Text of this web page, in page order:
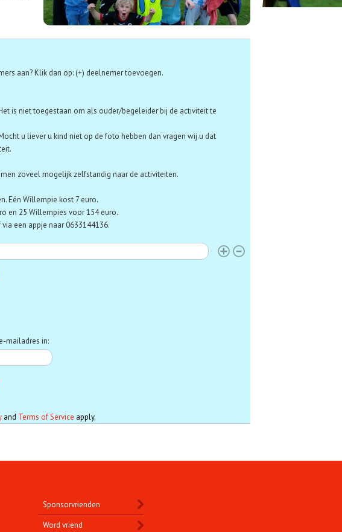
aan? Klik dan op: (+) deelnemer toevoegen.
is niet toegestaan om als ouder/begeleider bij de activiteit te
u liever u kind niet op de foto hebben dan vragen wij u dat
zoveel mogelijk zelfstandig naar de activiteiten.
Eén Willempie kost 7 euro.
en 25 Willempies voor 154 euro.
een appje naar 0633144136.
mailadres in:
and Terms of Service apply.
Sponsorvrienden
Word vriend